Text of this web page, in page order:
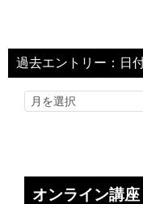
過去エントリー：日
オンライン講座